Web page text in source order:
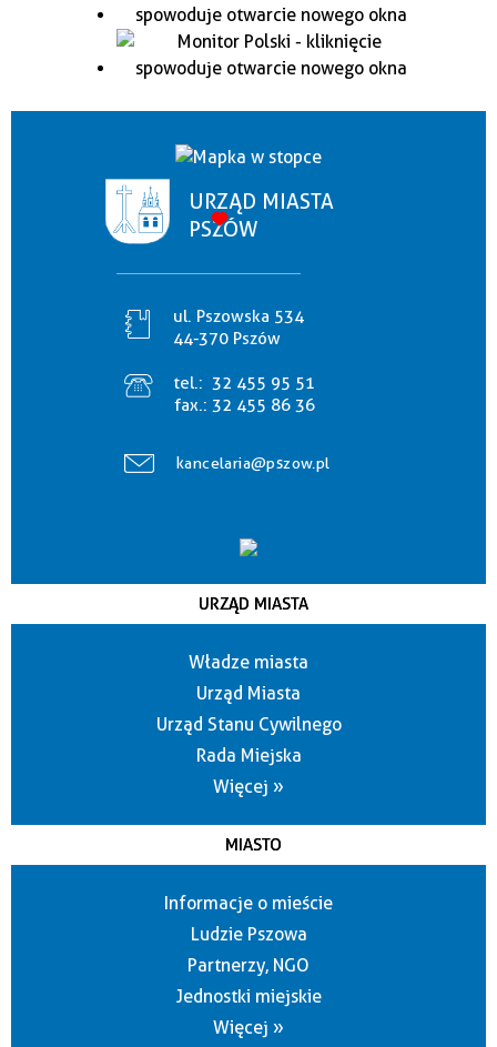
URZĄD MIASTA
PSZÓW
ul. Pszowska 534
44-370 Pszów
tel.: 32 455 95 51
fax.: 32 455 86 36
kancelaria@pszow.pl
URZĄD MIASTA
Władze miasta
Urząd Miasta
Urząd Stanu Cywilnego
Rada Miejska
Więcej »
MIASTO
Informacje o mieście
Ludzie Pszowa
Partnerzy, NGO
Jednostki miejskie
Więcej »